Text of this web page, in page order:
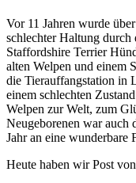
Vor 11 Jahren wurde
schlechter Haltung durch
Staffordshire Terrier
alten Welpen und einem
die Tierauffangstation in
einem schlechten
Welpen zur Welt, zum
Neugeborenen war auch
Jahr an eine wunderbare
Heute haben wir Post